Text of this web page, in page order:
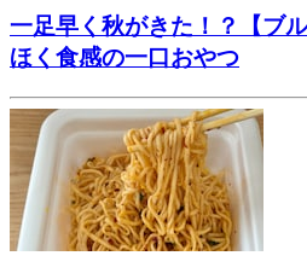
一足早く秋がきた！？【ブ
ほく食感の一口おやつ